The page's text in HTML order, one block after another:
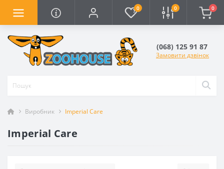
0 0 0
(068) 125 91 87
Замовити дзвінок
Виробник Imperial Care
Imperial Care